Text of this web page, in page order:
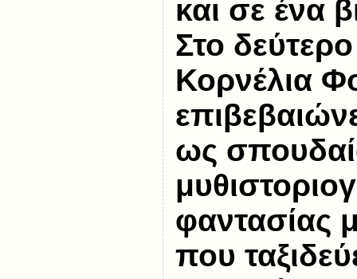
και σε ένα
Στο
Κορνέλια
ως
φαντασίας
που